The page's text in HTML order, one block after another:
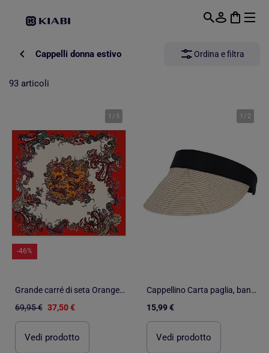
Cappelli donna estivo Ordina e filtra
93 articoli
1 / 5
-46%
Grande carré di seta Orange Red Zoe
69,95 € 37,50 €
Vedi prodotto
1 / 2
Cappellino Carta paglia, banda elastica donna Isotoner
15,99 €
Vedi prodotto